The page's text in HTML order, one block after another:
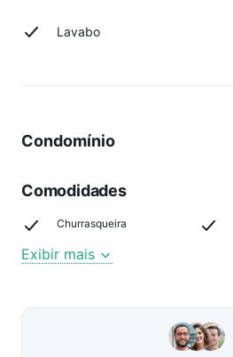
Lavabo
Condomínio
Comodidades
Churrasqueira
Exibir mais